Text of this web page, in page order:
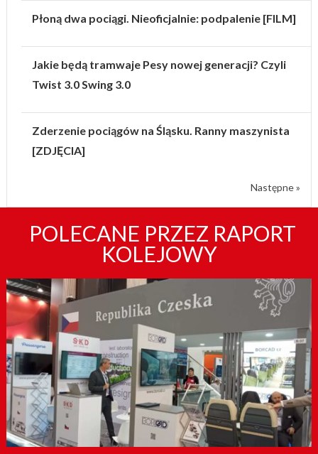
Płoną dwa pociągi. Nieoficjalnie: podpalenie [FILM]
Jakie będą tramwaje Pesy nowej generacji? Czyli
Twist 3.0 Swing 3.0
Zderzenie pociągów na Śląsku. Ranny maszynista
[ZDJĘCIA]
Następne »
POLECANE PRZEZ RAPORT
KOLEJOWY